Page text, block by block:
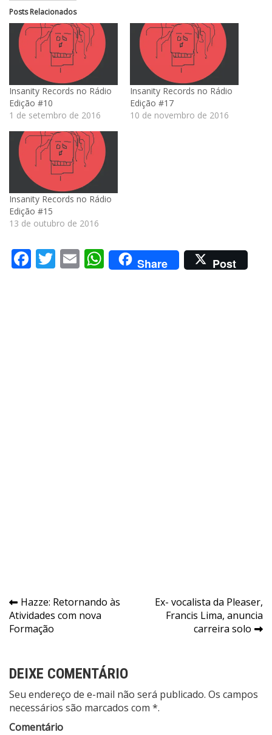
Posts Relacionados
Insanity Records no Rádio
Edição #10
1 de setembro de 2016
Insanity Records no Rádio
Edição #17
10 de novembro de 2016
Insanity Records no Rádio
Edição #15
13 de outubro de 2016
Facebook
Twitter
EmailWhatsApp
Share Post
Navegação
de
Hazze: Retornando às
Atividades com nova
Formação
Ex- vocalista da Pleaser,
Francis Lima, anuncia
carreira solo
DEIXE COMENTÁRIO
Seu endereço de e-mail não será publicado. Os campos
necessários são marcados com *.
Comentário